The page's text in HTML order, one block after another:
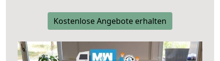
Kostenlose Angebote erhalten